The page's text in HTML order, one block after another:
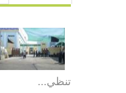
تنظي...